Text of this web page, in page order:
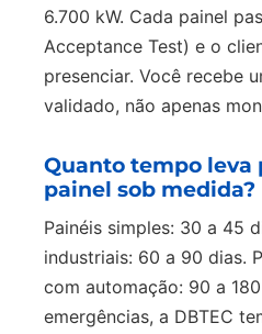
6.700 kW. Cada painel
Acceptance Test) e o
presenciar. Você recebe
validado, não apenas
Quanto tempo leva
painel sob medida?
Painéis simples: 30 a 45
industriais: 60 a 90 dias.
com automação: 90 a
emergências, a DBTEC